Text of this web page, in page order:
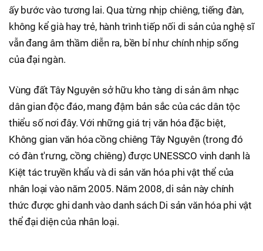
ấy bước vào tương lai. Qua từng nhịp chiêng, tiếng đàn,
không kể già hay trẻ, hành trình tiếp nối di sản của nghệ sĩ
vẫn đang âm thầm diễn ra, bền bỉ như chính nhịp sống
của đại ngàn.
Vùng đất Tây Nguyên sở hữu kho tàng di sản âm nhạc
dân gian độc đáo, mang đậm bản sắc của các dân tộc
thiểu số nơi đây. Với những giá trị văn hóa đặc biệt,
Không gian văn hóa cồng chiêng Tây Nguyên (trong đó
có đàn t'rưng, cồng chiêng) được UNESSCO vinh danh là
Kiệt tác truyền khẩu và di sản văn hóa phi vật thể của
nhân loại vào năm 2005. Năm 2008, di sản này chính
thức được ghi danh vào danh sách Di sản văn hóa phi vật
thể đại diện của nhân loại.